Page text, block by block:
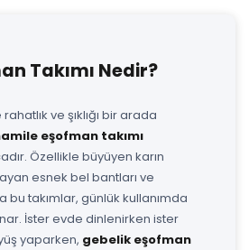
Takımı Nedir?
ve şıklığı bir arada
eşofman takımı
Özellikle büyüyen karın
esnek bel bantları ve
bu takımlar, günlük kullanımda
İster evde dinlenirken ister
yaparken, gebelik eşofman